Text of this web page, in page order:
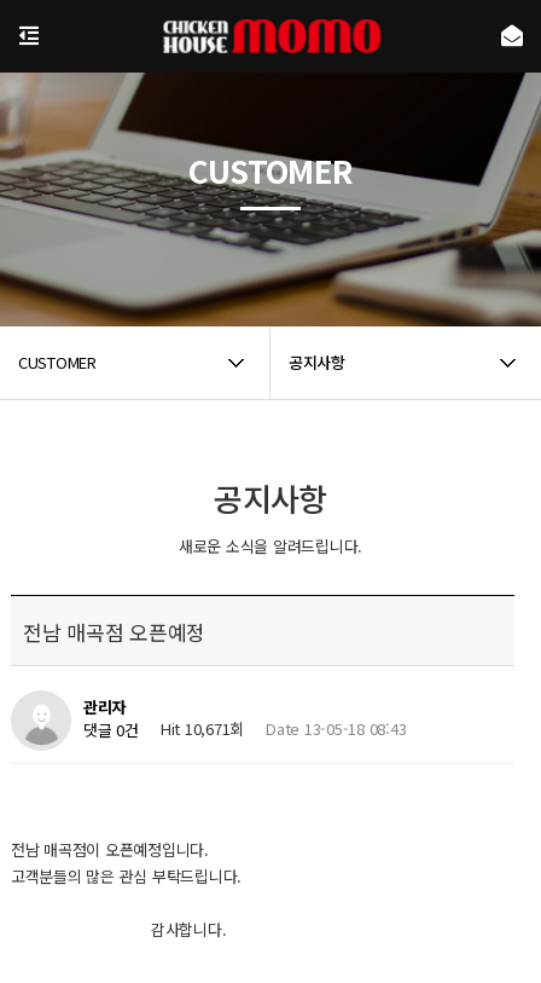
CUSTOMER 공지사항
CUSTOMER
공지사항
새로운 소식을 알려드립니다.
전남 매곡점 오픈예정
관리자
댓글 0건
Hit 10,671회 Date 13-05-18 08:43
전남 매곡점이 오픈예정입니다.
고객분들의 많은 관심 부탁드립니다.
감사합니다.